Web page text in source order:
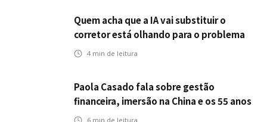
Quem acha que a IA vai substituir o
corretor está olhando para o problema
errado
4 min de leitura
Paola Casado fala sobre gestão
financeira, imersão na China e os 55 anos
da ENS
6 min de leitura